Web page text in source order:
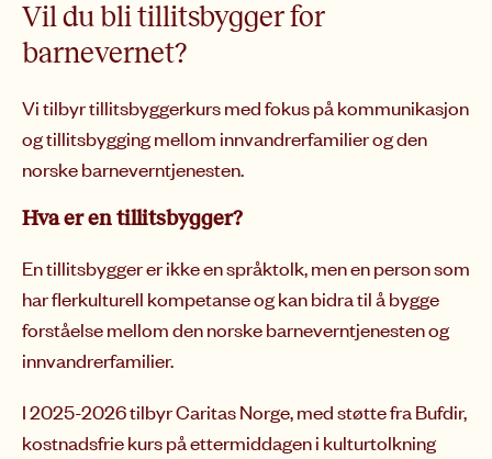
Vil du bli tillitsbygger for
barnevernet?
Vi tilbyr tillitsbyggerkurs med fokus på kommunikasjon
og tillitsbygging mellom innvandrerfamilier og den
norske barneverntjenesten.
Hva er en tillitsbygger?
En tillitsbygger er ikke en språktolk, men en person som
har flerkulturell kompetanse og kan bidra til å bygge
forståelse mellom den norske barneverntjenesten og
innvandrerfamilier.
I 2025-2026 tilbyr Caritas Norge, med støtte fra Bufdir,
kostnadsfrie kurs på ettermiddagen i kulturtolkning